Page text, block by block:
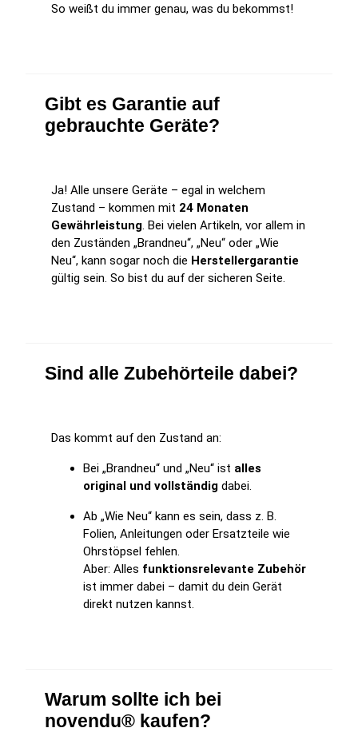
So weißt du immer genau, was du bekommst!
Gibt es Garantie auf
gebrauchte Geräte?
Ja! Alle unsere Geräte – egal in welchem
Zustand – kommen mit 24 Monaten
Gewährleistung . Bei vielen Artikeln, vor allem in
den Zuständen „Brandneu“, „Neu“ oder „Wie
Neu“, kann sogar noch die Herstellergarantie
gültig sein. So bist du auf der sicheren Seite.
Sind alle Zubehörteile dabei?
Das kommt auf den Zustand an:
Bei „Brandneu“ und „Neu“ ist alles
original und vollständig dabei.
Ab „Wie Neu“ kann es sein, dass z. B.
Folien, Anleitungen oder Ersatzteile wie
Ohrstöpsel fehlen.
Aber: Alles funktionsrelevante Zubehör
ist immer dabei – damit du dein Gerät
direkt nutzen kannst.
Warum sollte ich bei
novendu® kaufen?